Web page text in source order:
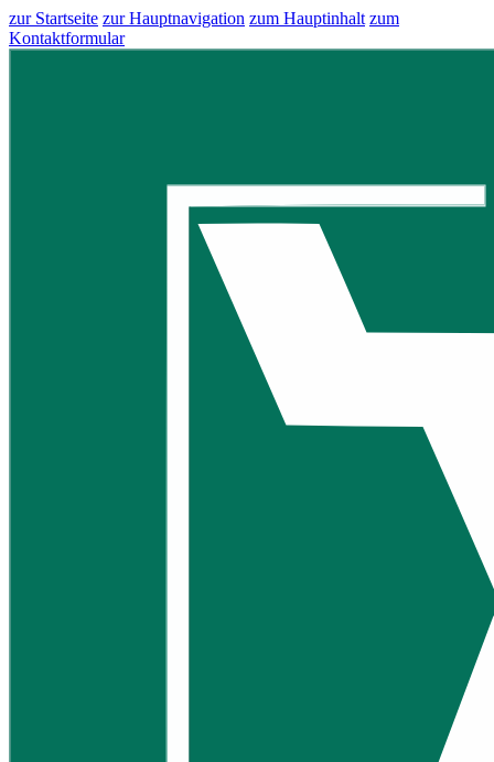
zur Startseite zur Hauptnavigation zum Hauptinhalt zum
Kontaktformular